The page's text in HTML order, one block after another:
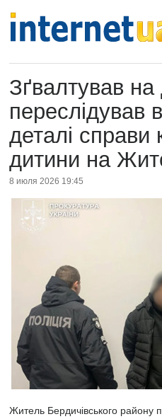
Зґвалтував на
переслідував
деталі справи
дитини на
8 июля 2026 19:45
Житель Бердичівського району